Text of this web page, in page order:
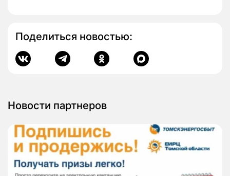
Поделиться новостью:
Новости партнеров